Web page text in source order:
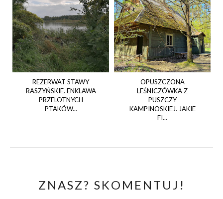
REZERWAT STAWY
RASZYŃSKIE. ENKLAWA
PRZELOTNYCH
PTAKÓW...
OPUSZCZONA
LEŚNICZÓWKA Z
PUSZCZY
KAMPINOSKIEJ. JAKIE
FI...
ZNASZ? SKOMENTUJ!